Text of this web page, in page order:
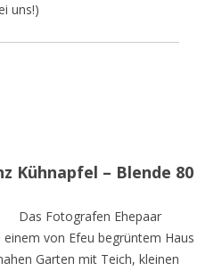
uns!)
Kühnapfel – Blende 80
Das Fotografen Ehepaar
von Efeu begrüntem Haus
Garten mit Teich, kleinen